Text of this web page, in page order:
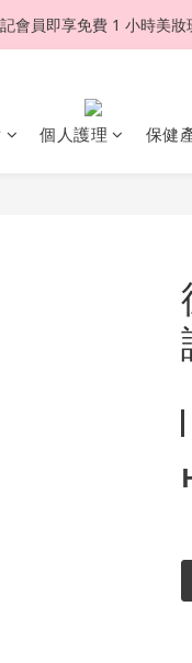
會員即享免費 1 小時美妝
個人護理 保健